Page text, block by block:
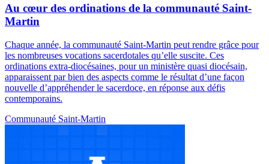
Au cœur des ordinations de la communauté Saint-
Martin
Chaque année, la communauté Saint-Martin peut rendre grâce pour
les nombreuses vocations sacerdotales qu’elle suscite. Ces
ordinations extra-diocésaines, pour un ministère quasi diocésain,
apparaissent par bien des aspects comme le résultat d’une façon
nouvelle d’appréhender le sacerdoce, en réponse aux défis
contemporains.
Communauté Saint-Martin